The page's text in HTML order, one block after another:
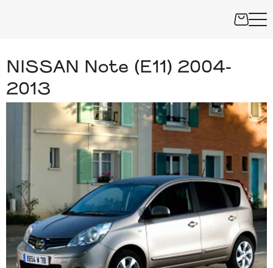
NISSAN Note (E11) 2004-
2013